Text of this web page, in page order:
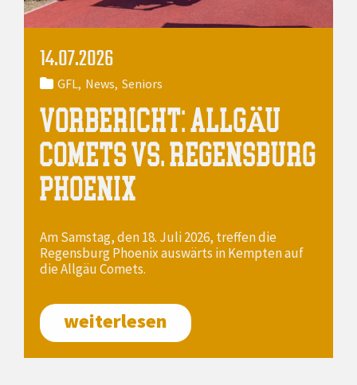
14.07.2026
GFL News Seniors
VORBERICHT: ALLGÄU
COMETS VS. REGENSBURG
PHOENIX
Am Samstag, den 18. Juli 2026, treffen die
Regensburg Phoenix auswärts in Kempten auf
die Allgäu Comets.
weiterlesen